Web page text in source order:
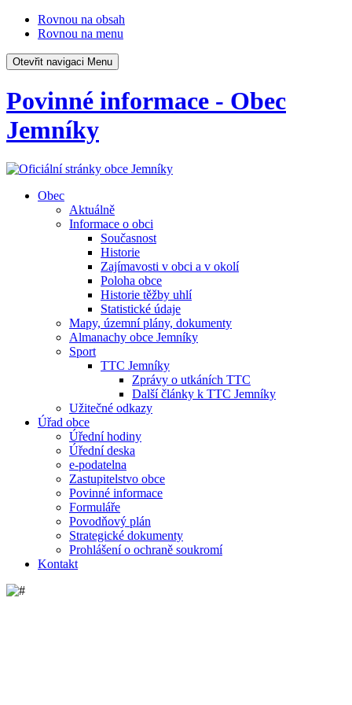
Rovnou na obsah
Rovnou na menu
Otevřit navigaci Menu
Povinné informace - Obec
Jemníky
Obec
Aktuálně
Informace o obci
Současnost
Historie
Zajímavosti v obci a v okolí
Poloha obce
Historie těžby uhlí
Statistické údaje
Mapy, územní plány, dokumenty
Almanachy obce Jemníky
Sport
TTC Jemníky
Zprávy o utkáních TTC
Další články k TTC Jemníky
Užitečné odkazy
Úřad obce
Úřední hodiny
Úřední deska
e-podatelna
Zastupitelstvo obce
Povinné informace
Formuláře
Povodňový plán
Strategické dokumenty
Prohlášení o ochraně soukromí
Kontakt